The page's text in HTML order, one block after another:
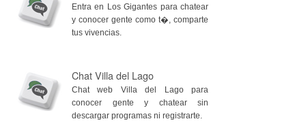
Entra en Los Gigantes para chatear
y conocer gente como t�, comparte
tus vivencias.
Chat Villa del Lago
Chat web Villa del Lago para
conocer gente y chatear sin
descargar programas ni registrarte.